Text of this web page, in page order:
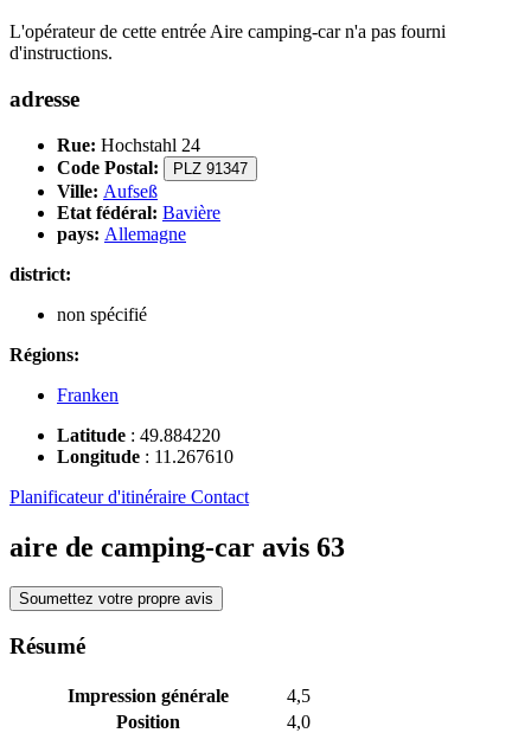
L'opérateur de cette entrée Aire camping-car n'a pas fourni
d'instructions.
adresse
Rue: Hochstahl 24
Code Postal:
PLZ 91347
Ville: Aufseß
Etat fédéral: Bavière
pays: Allemagne
district:
non spécifié
Régions:
Franken
Latitude : 49.884220
Longitude : 11.267610
Planificateur d'itinéraire Contact
aire de camping-car avis 63
Soumettez votre propre avis
Résumé
Impression générale
4,5
Position
4,0